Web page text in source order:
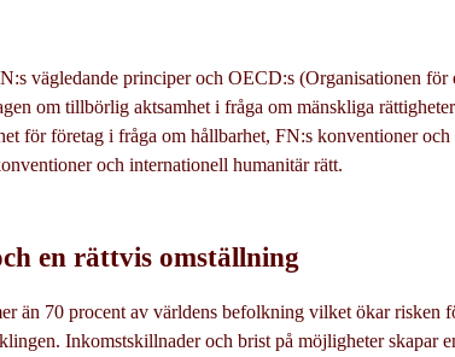
vägledande principer och OECD:s (Organisationen för
om tillbörlig aktsamhet i fråga om mänskliga
för företag i fråga om hållbarhet, FN:s konventioner och
och internationell humanitär rätt.
en rättvis omställning
än 70 procent av världens befolkning vilket ökar risken
Inkomstskillnader och brist på möjligheter skapar